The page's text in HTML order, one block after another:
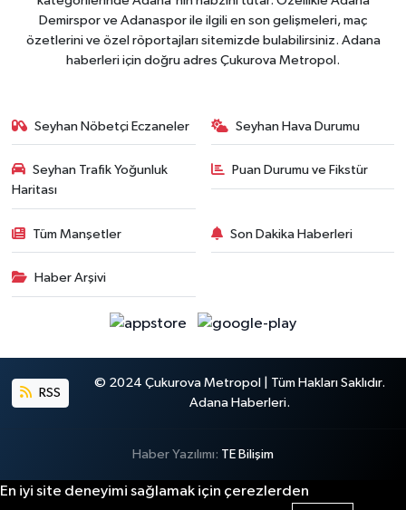
Demirspor ve Adanaspor ile ilgili en son gelişmeleri, maç
özetlerini ve özel röportajları sitemizde bulabilirsiniz. Adana
haberleri için doğru adres Çukurova Metropol.
Seyhan Nöbetçi Eczaneler Seyhan Hava Durumu
Seyhan Trafik Yoğunluk
Haritası
Puan Durumu ve Fikstür
Tüm Manşetler Son Dakika Haberleri
Haber Arşivi
RSS
© 2024 Çukurova Metropol | Tüm Hakları Saklıdır.
Adana Haberleri.
Haber Yazılımı: TE Bilişim
En iyi site deneyimi sağlamak için çerezlerden